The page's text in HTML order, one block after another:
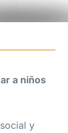
a niños
y